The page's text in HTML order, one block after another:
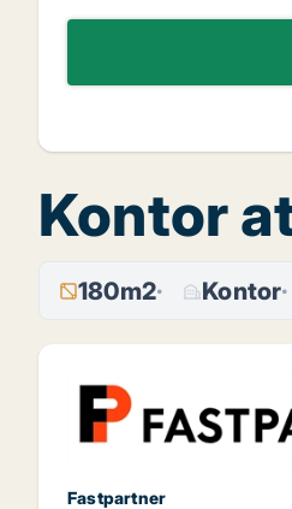
Kontor
180m2 Kontor
Fastpartner